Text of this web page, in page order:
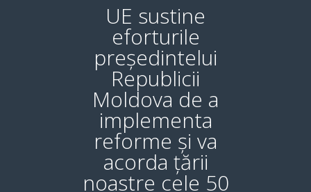
UE sustine
eforturile
președintelui
Republicii
Moldova de a
implementa
reforme și va
acorda țării
noastre cele 50